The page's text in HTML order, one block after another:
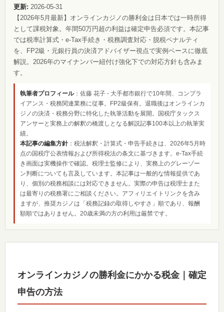
更新: 2026-05-31
【2026年5月最新】オンラインカジノの勝利金は日本では一時所得
として課税対象。年間50万円超の利益は確定申告必須です。本記事
では税率計算式・e-Tax手続き・税務調査対応・脱税ペナルティ
を、FP2級・元銀行員の決済アドバイザー視点で実例ベースに徹底
解説。2026年のマイナンバー紐付け強化下での対応方針も含みま
す。
執筆者プロフィール：佐藤 花子 - 大手都市銀行で10年間、コンプラ
イアンス・税務関連業務に従事。FP2級保有。退職後はオンラインカ
ジノの決済・税務分野に特化した執筆活動を展開。国税庁タックス
アンサーと実務上の解釈の橋渡しとなる解説記事100本以上の執筆実
績。
本記事の編集方針：税法解釈・計算式・申告手続きは、2026年5月時
点の国税庁公表情報および所得税法の条文に基づきます。e-Tax手続
き画面は実機操作で確認。税理士監修により、実務上のグレーゾー
ン判断についても言及しています。本記事は一般的な情報提供であ
り、個別の税務相談には対応できません。実際の申告は税理士また
は最寄りの税務署にご相談ください。アフィリエイトリンクを含み
ますが、推奨カジノは「税務記録の取得しやすさ」順であり、報酬
額順ではありません。20歳未満の方の利用は厳禁です。
オンラインカジノの勝利金にかかる税金｜確定
申告の方法